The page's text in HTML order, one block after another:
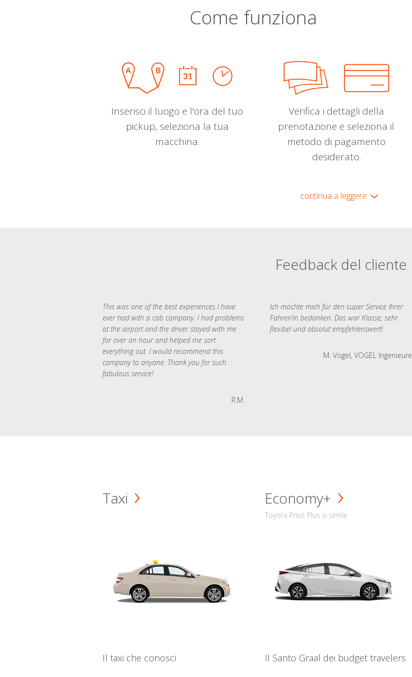
Come funziona
Inserisci il luogo e l'ora del tuo
pickup, seleziona la tua
macchina.
Verifica i dettagli della
prenotazione e seleziona il
metodo di pagamento
desiderato.
continua a leggere
Feedback del cliente
This was one of the best experiences I have
ever had with a cab company. I had problems
at the airport and the driver stayed with me
for over an hour and helped me sort
everything out. I would recommend this
company to anyone. Thank you for such
fabulous service!
R.M.
Ich möchte mich für den super Service Ihrer
Fahrer/in bedanken. Das war Klasse, sehr
flexibel und absolut empfehlenswert!
M. Vogel, VOGEL Ingenieure
Taxi
Il taxi che conosci
Economy+
Toyota Prius Plus o simile
Il Santo Graal dei budget travelers